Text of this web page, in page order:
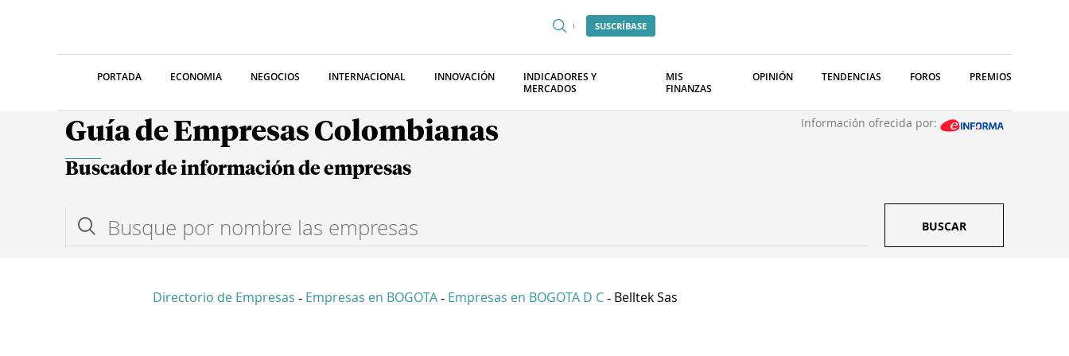
SUSCRÍBASE
PORTADA ECONOMIA NEGOCIOS INTERNACIONAL INNOVACIÓN
INDICADORES Y
MERCADOS
MIS
FINANZAS
OPINIÓN TENDENCIAS FOROS PREMIOS
Guía de Empresas Colombianas Información ofrecida por:
Buscador de información de empresas
BUSCAR
Directorio de Empresas - Empresas en BOGOTA - Empresas en BOGOTA D C - Belltek Sas